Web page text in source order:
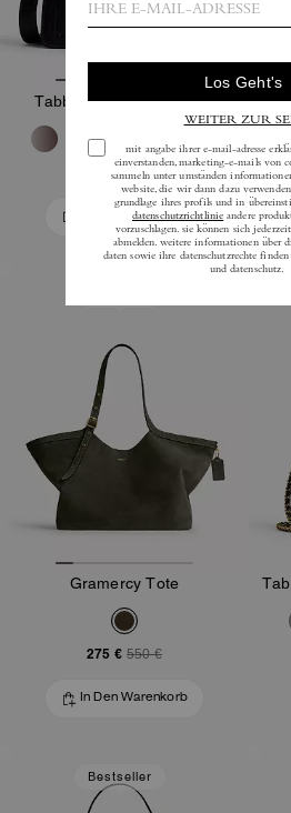
Tabby Schultertasche 26
495 €
In Den Warenkorb
Gramercy Tote
275 € 550 €
In Den Warenkorb
Bestseller